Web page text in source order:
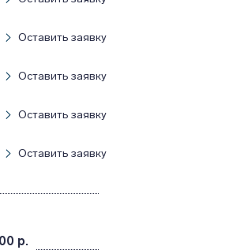
Оставить заявку
Оставить заявку
Оставить заявку
Оставить заявку
р.